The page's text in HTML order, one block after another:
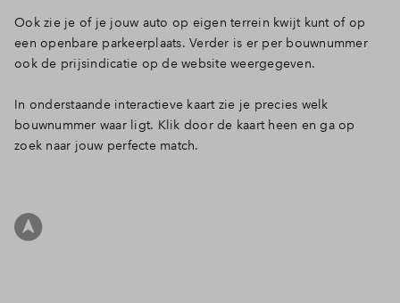
Ook zie je of je jouw auto op eigen terrein kwijt kunt of op
een openbare parkeerplaats. Verder is er per bouwnummer
ook de prijsindicatie op de website weergegeven.
In onderstaande interactieve kaart zie je precies welk
bouwnummer waar ligt. Klik door de kaart heen en ga op
zoek naar jouw perfecte match.